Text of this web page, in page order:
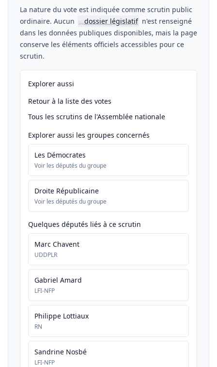
La nature du vote est indiquée comme scrutin public
ordinaire. Aucun
📖dossier législatif n'est renseigné
dans les données publiques disponibles, mais la page
conserve les éléments officiels accessibles pour ce
scrutin.
Explorer aussi
Retour à la liste des votes
Tous les scrutins de l'Assemblée nationale
Explorer aussi les groupes concernés
Les Démocrates
Voir les députés du groupe
Droite Républicaine
Voir les députés du groupe
Quelques députés liés à ce scrutin
Marc Chavent
UDDPLR
Gabriel Amard
LFI-NFP
Philippe Lottiaux
RN
Sandrine Nosbé
LFI-NFP